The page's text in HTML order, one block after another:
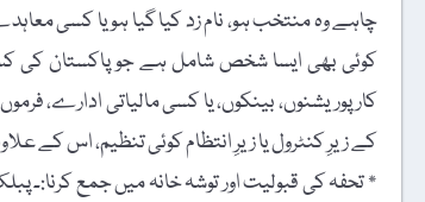
چاہے وہ منتخب ہو، نام زد کیا گیا ہو یا کسی
کوئی بھی ایسا شخص شامل ہے جو پاکستان کی
کارپوریشنوں، بینکوں، یا کسی مالیاتی ادارے،
کے زیرِ کنٹرول یا زیرِ انتظام کوئی تنظیم، اس کے